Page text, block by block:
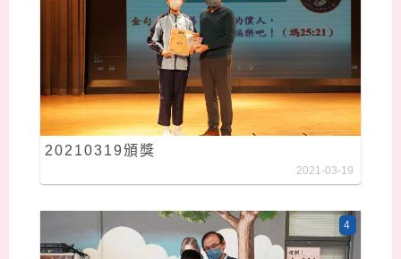
20210319頒獎
2021-03-19
4